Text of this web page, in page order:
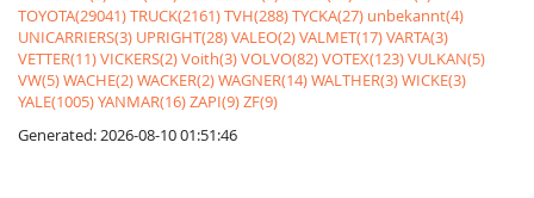
TOYOTA(29041)TRUCK(2161)TVH(288)TYCKA(27) unbekannt(4)
UNICARRIERS(3) UPRIGHT(28)VALEO(2)VALMET(17)VARTA(3)
VETTER(11)VICKERS(2)Voith(3)VOLVO(82)VOTEX(123)VULKAN(5)
VW(5)WACHE(2)WACKER(2)WAGNER(14)WALTHER(3)WICKE(3)
YALE(1005)YANMAR(16)ZAPI(9)ZF(9)
Generated: 2026-08-10 01:51:46